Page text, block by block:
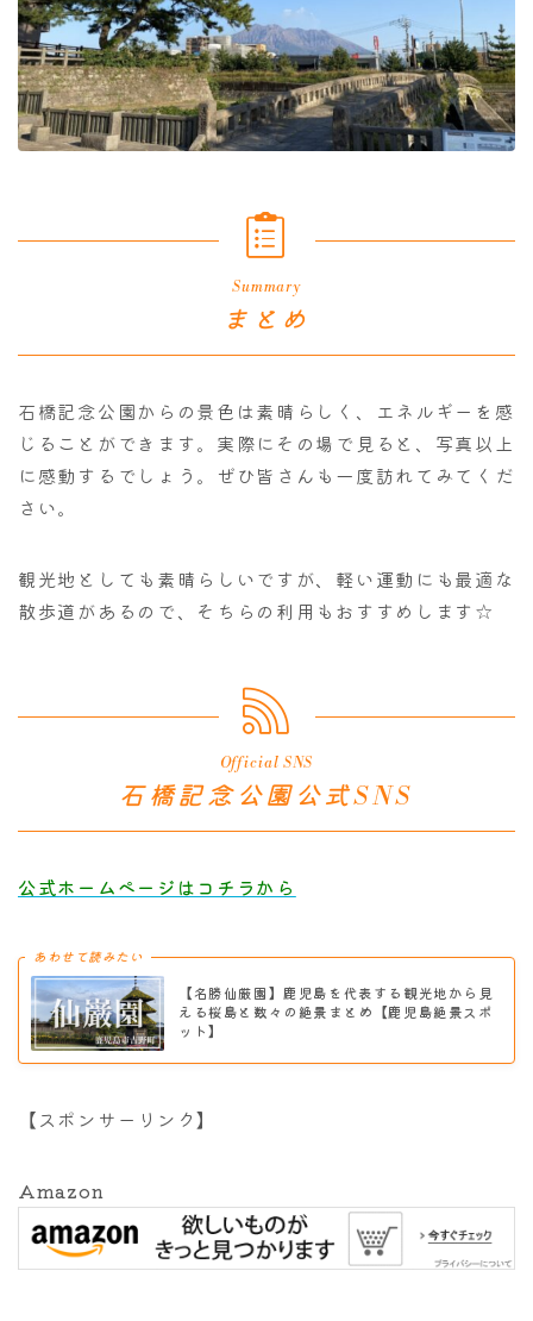
Summary
まとめ
石橋記念公園からの景色は素晴らしく、エネルギーを感
じることができます。実際にその場で見ると、写真以上
に感動するでしょう。ぜひ皆さんも一度訪れてみてくだ
さい。
観光地としても素晴らしいですが、軽い運動にも最適な
散歩道があるので、そちらの利用もおすすめします☆
Official SNS
石橋記念公園公式SNS
公式ホームページはコチラから
あわせて読みたい
【名勝仙厳園】鹿児島を代表する観光地から見
える桜島と数々の絶景まとめ【鹿児島絶景スポ
ット】
【スポンサーリンク】
Amazon